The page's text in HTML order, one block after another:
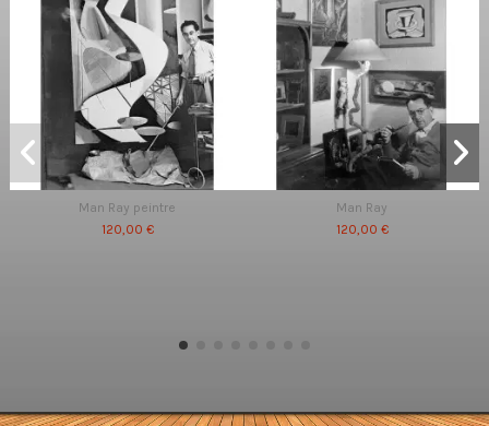
Man Ray peintre
120,00 €
Man Ray
120,00 €